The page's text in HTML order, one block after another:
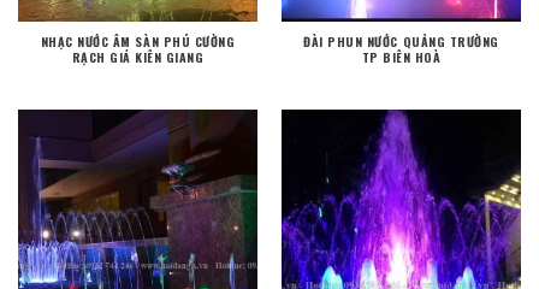
NHẠC NƯỚC ÂM SÀN PHÚ CƯỜNG
RẠCH GIÁ KIÊN GIANG
ĐÀI PHUN NƯỚC QUẢNG TRƯỜNG
TP BIÊN HOÀ